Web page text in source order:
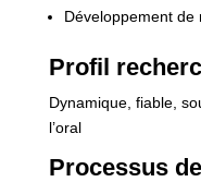
Développement de
Profil
Dynamique, fiable,
l’oral
Processus